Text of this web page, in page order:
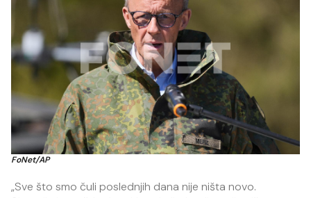
FoNet/AP
„Sve što smo čuli poslednjih dana nije ništa novo.